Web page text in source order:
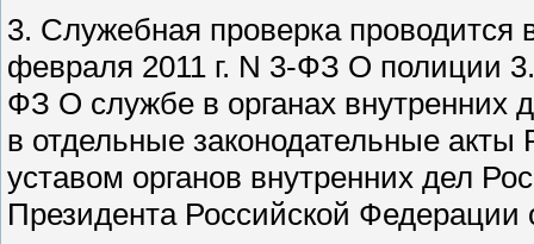
3. Служебная проверка проводится
февраля 2011 г. N 3-ФЗ О полиции
ФЗ О службе в органах внутренних
в отдельные законодательные
уставом органов внутренних дел
Президента Российской Федерации